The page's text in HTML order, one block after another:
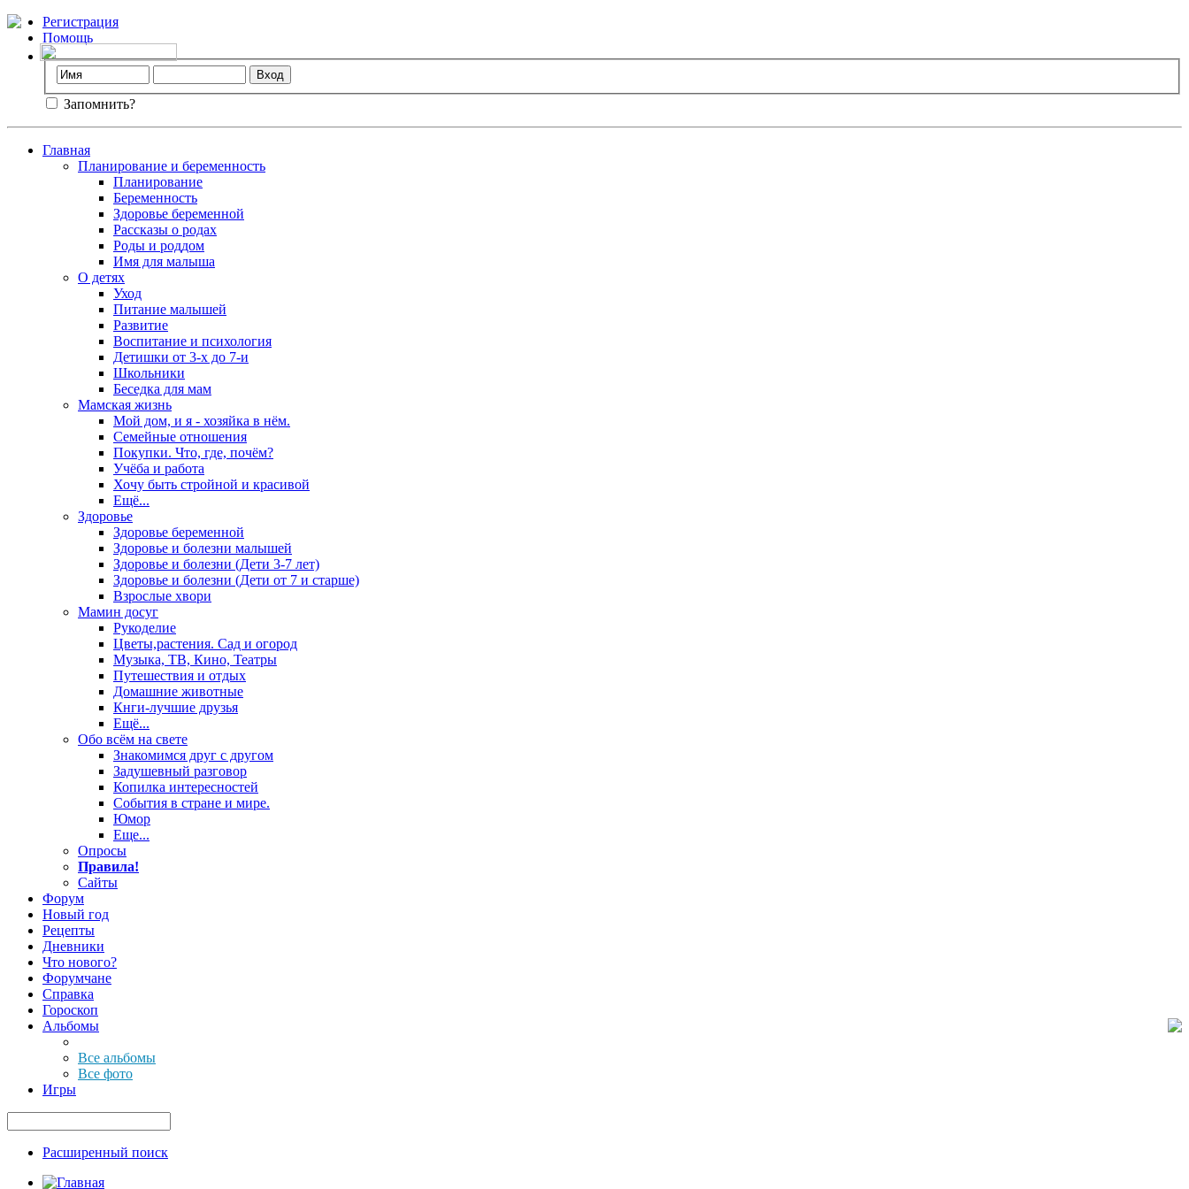
Регистрация
Помощь
Запомнить?
Главная
Планирование и беременность
Планирование
Беременность
Здоровье беременной
Рассказы о родах
Роды и роддом
Имя для малыша
О детях
Уход
Питание малышей
Развитие
Воспитание и психология
Детишки от 3-х до 7-и
Школьники
Беседка для мам
Мамская жизнь
Мой дом, и я - хозяйка в нём.
Семейные отношения
Покупки. Что, где, почём?
Учёба и работа
Хочу быть стройной и красивой
Ещё...
Здоровье
Здоровье беременной
Здоровье и болезни малышей
Здоровье и болезни (Дети 3-7 лет)
Здоровье и болезни (Дети от 7 и старше)
Взрослые хвори
Мамин досуг
Рукоделие
Цветы,растения. Сад и огород
Музыка, ТВ, Кино, Театры
Путешествия и отдых
Домашние животные
Кнги-лучшие друзья
Ещё...
Обо всём на свете
Знакомимся друг с другом
Задушевный разговор
Копилка интересностей
События в стране и мире.
Юмор
Еще...
Опросы
Правила!
Сайты
Форум
Новый год
Рецепты
Дневники
Что нового?
Форумчане
Справка
Гороскоп
Альбомы
Все альбомы
Все фото
Игры
Расширенный поиск